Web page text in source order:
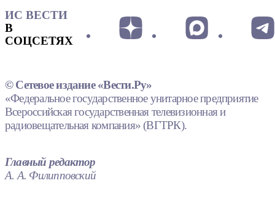
ИС ВЕСТИ
В
СОЦСЕТЯХ
© Сетевое издание «Вести.Ру»
«Федеральное государственное унитарное предприятие
Всероссийская государственная телевизионная и
радиовещательная компания» (ВГТРК).
Главный редактор
А. А. Филипповский